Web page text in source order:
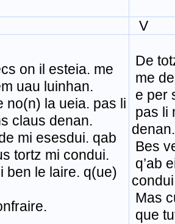
V
on il esteia. me
uau luinhan.
no(n) la ueia. pas li
claus denan.
mi esesdui. qab
tortz mi condui.
ben le laire. q(ue)
De
me
e per
pas li
denan.
Bes
q’ab
Mas
que